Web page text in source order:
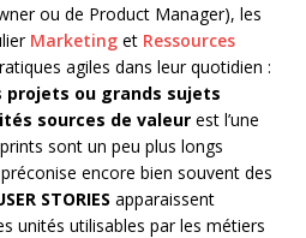
ou de Product Manager), les
Marketing et Ressources
agiles dans leur quotidien :
projets ou grands sujets
sources de valeur est l’une
sont un peu plus longs
encore bien souvent des
STORIES apparaissent
unités utilisables par les métiers